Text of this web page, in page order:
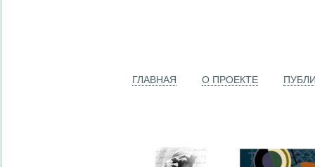
ГЛАВНАЯ О ПРОЕКТЕ